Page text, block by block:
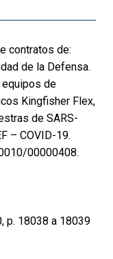
contratos de:
de la Defensa.
de
Kingfisher Flex,
de SARS-
– COVID-19.
00000408.
p. 18038 a 18039